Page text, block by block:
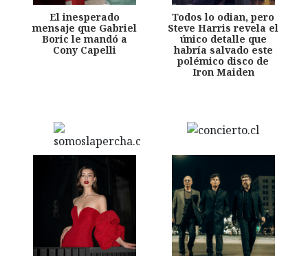
El inesperado
mensaje que Gabriel
Boric le mandó a
Cony Capelli
Todos lo odian, pero
Steve Harris revela el
único detalle que
habría salvado este
polémico disco de
Iron Maiden